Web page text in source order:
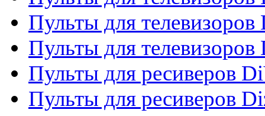
Пульты для
Пульты для телевизоров
Пульты для ресиверов
Пульты для ресиверов